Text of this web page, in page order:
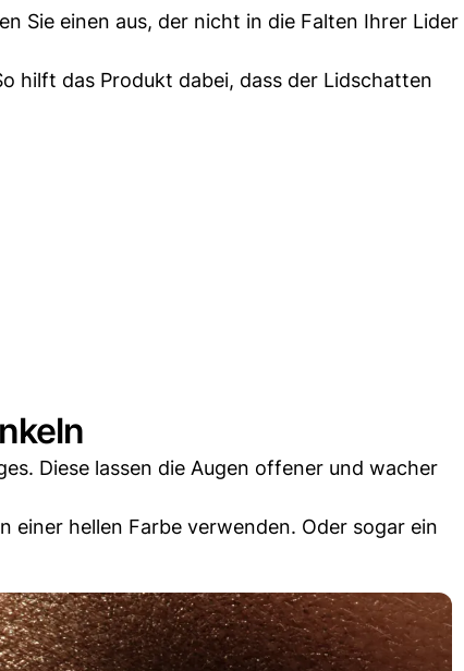
Sie einen aus, der nicht in die Falten Ihrer Lider
hilft das Produkt dabei, dass der Lidschatten
Diese lassen die Augen offener und wacher
hellen Farbe verwenden. Oder sogar ein